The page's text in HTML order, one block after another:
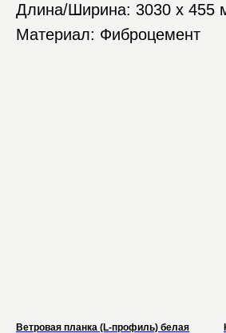
Длина/Ширина: 3030 х 455
Материал: Фиброцемент
Ветровая планка (L-профиль) белая